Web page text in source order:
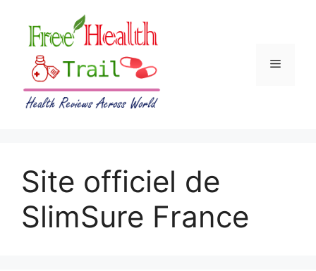
content
Menu
Site officiel de
SlimSure France